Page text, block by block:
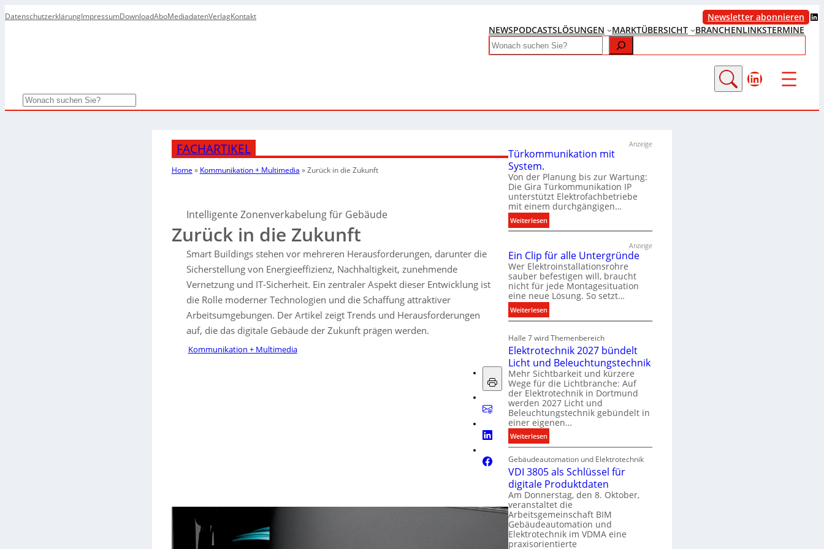
DatenschutzerklärungImpressumDownloadAboMediadatenVerlagKontakt Newsletter abonnieren LinkedIn
NEWSPODCASTSLÖSUNGEN MARKTÜBERSICHT BRANCHENLINKSTERMINE
Search
LinkedIn
Search
FACHARTIKEL
Home » Kommunikation + Multimedia »Zurück in die Zukunft
Intelligente Zonenverkabelung für Gebäude
Zurück in die Zukunft
Smart Buildings stehen vor mehreren Herausforderungen, darunter die
Sicherstellung von Energieeffizienz, Nachhaltigkeit, zunehmende
Vernetzung und IT-Sicherheit. Ein zentraler Aspekt dieser Entwicklung ist
die Rolle moderner Technologien und die Schaffung attraktiver
Arbeitsumgebungen. Der Artikel zeigt Trends und Herausforderungen
auf, die das digitale Gebäude der Zukunft prägen werden.
Kommunikation + Multimedia
Anzeige
Türkommunikation mit
System.
Von der Planung bis zur Wartung:
Die Gira Türkommunikation IP
unterstützt Elektrofachbetriebe
mit einem durchgängigen…
Weiterlesen:
T
r
k
o
m
m
u
n
i
k
a
t
i
o
n
m
i
t
y
s
t
e
m
.
Anzeige
Ein Clip für alle Untergründe
Wer Elektroinstallationsrohre
sauber befestigen will, braucht
nicht für jede Montagesituation
eine neue Lösung. So setzt…
Weiterlesen:
E
C
l
i
p
f
ü
r
a
l
l
e
U
n
t
e
r
g
Halle 7 wird Themenbereich
Elektrotechnik 2027 bündelt
Licht und Beleuchtungstechnik
Mehr Sichtbarkeit und kürzere
Wege für die Lichtbranche: Auf
der Elektrotechnik in Dortmund
werden 2027 Licht und
Beleuchtungstechnik gebündelt in
einer eigenen…
Weiterlesen:
E
l
e
k
t
r
o
t
e
Gebäudeautomation und Elektrotechnik
VDI 3805 als Schlüssel für
digitale Produktdaten
Am Donnerstag, den 8. Oktober,
veranstaltet die
Arbeitsgemeinschaft BIM
Gebäudeautomation und
Elektrotechnik im VDMA eine
praxisorientierte